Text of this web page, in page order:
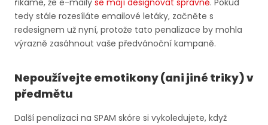
říkáme, že e-maily se mají designovat správně. Pokud
tedy stále rozesíláte emailové letáky, začněte s
redesignem už nyní, protože tato penalizace by mohla
výrazně zasáhnout vaše předvánoční kampaně.
Nepoužívejte emotikony (ani jiné triky) v
předmětu
Další penalizaci na SPAM skóre si vykoledujete, když